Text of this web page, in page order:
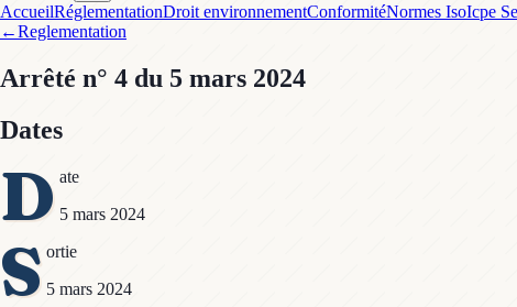
AccueilRéglementationDroit environnementConformitéNormes IsoIcpe
←Reglementation
Arrêté n° 4 du 5 mars 2024
Dates
D ate
5 mars 2024
S ortie
5 mars 2024